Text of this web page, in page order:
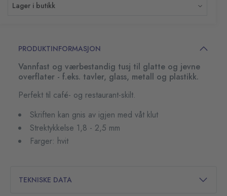
Lager i butikk
PRODUKTINFORMASJON
Vannfast og værbestandig tusj til glatte og jevne
overflater - f.eks. tavler, glass, metall og plastikk.
Perfekt til café- og restaurant-skilt.
Skriften kan gnis av igjen med våt klut
Strektykkelse 1,8 - 2,5 mm
Farger: hvit
TEKNISKE DATA